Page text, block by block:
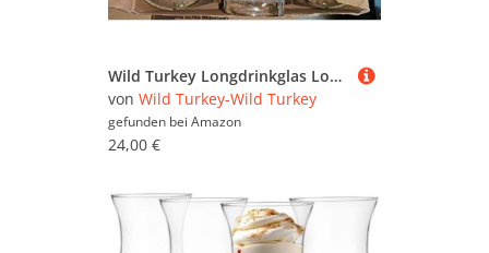
Wild Turkey Longdrinkglas Longdrink Glas Gläser Set - 6X Longdrinkgläser 2/4cl geeicht
von Wild Turkey-Wild Turkey
gefunden bei Amazon
24,00 €